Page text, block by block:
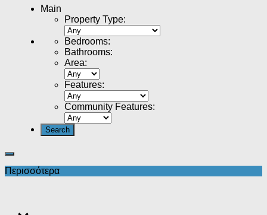
Main
Property Type:
Bedrooms:
Bathrooms:
Area:
Features:
Community Features:
Περισσότερα